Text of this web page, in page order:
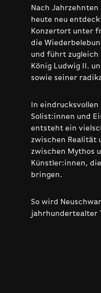
Nach
heute neu
Konzertort unter
die
und führt zugleich
König Ludwig II.
sowie seiner
In
Solist:innen und
entsteht ein
zwischen Realität
zwischen Mythos
Künstler:innen,
bringen.
So wird
jahrhundertealter